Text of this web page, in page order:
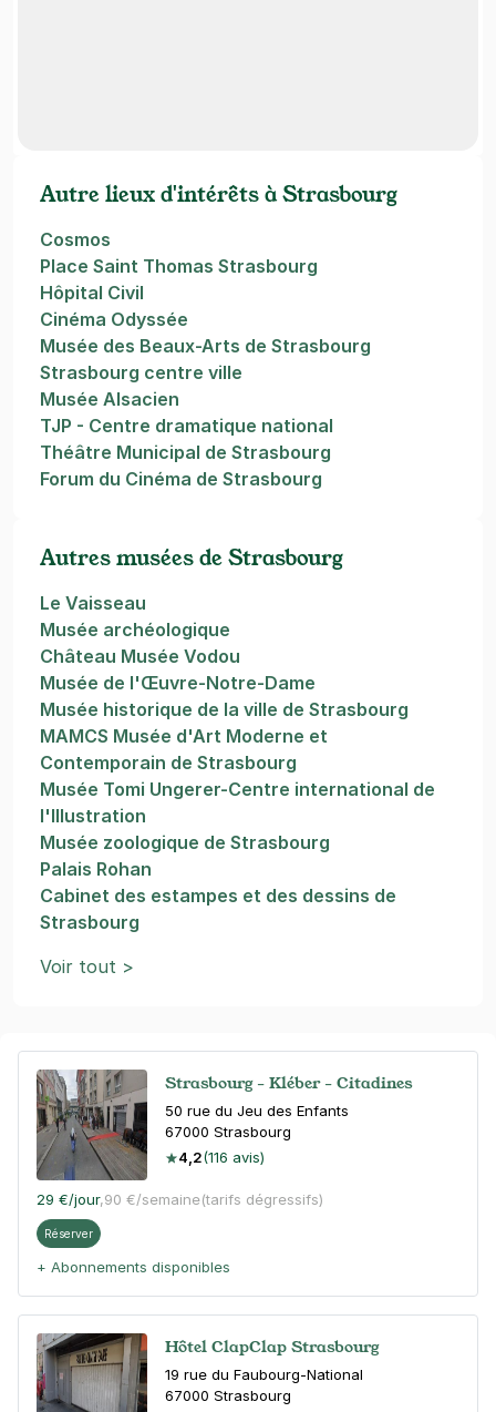
Strasbourg - Kléber - Citadines
50 rue du Jeu des Enfants
67000 Strasbourg
4,2(116 avis)
29 €/jour,90 €/semaine(tarifs dégressifs)
Réserver
+ Abonnements disponibles
Hôtel ClapClap Strasbourg
19 rue du Faubourg-National
67000 Strasbourg
Autre lieux d'intérêts à Strasbourg
Cosmos
Place Saint Thomas Strasbourg
Hôpital Civil
Cinéma Odyssée
Musée des Beaux-Arts de Strasbourg
Strasbourg centre ville
Musée Alsacien
TJP - Centre dramatique national
Théâtre Municipal de Strasbourg
Forum du Cinéma de Strasbourg
Autres musées de Strasbourg
Le Vaisseau
Musée archéologique
Château Musée Vodou
Musée de l'Œuvre-Notre-Dame
Musée historique de la ville de Strasbourg
MAMCS Musée d'Art Moderne et
Contemporain de Strasbourg
Musée Tomi Ungerer-Centre international de
l'Illustration
Musée zoologique de Strasbourg
Palais Rohan
Cabinet des estampes et des dessins de
Strasbourg
Voir tout >